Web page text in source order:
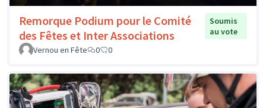
Remorque Podium pour le Comité
des Fêtes et Inter Associations
Soumis
au vote
Vernou en Fête
0 0